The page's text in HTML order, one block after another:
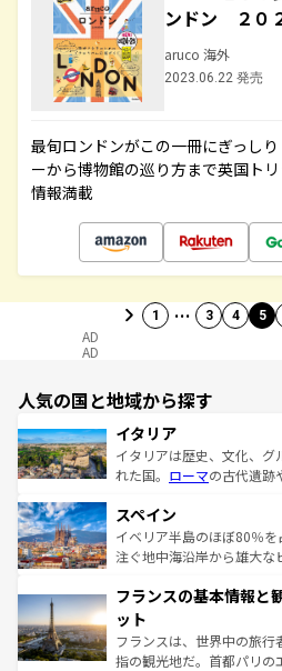
ンドン ２０
aruco 海外
2023.06.22 発売
最旬ロンドンがこの一冊にぎっし
ーから博物館の巡り方まで英国ト
情報満載
1 … 3 4 5
AD
AD
人気の国と地域から探す
イタリア
イタリアは歴史、文化、
れた国。 ローマの古代遺跡
ろん、トスカーナの美しい
景など、自然景観も見逃
ピザやパスタなど、絶品の
ませてくれるイタリアで、
なお、新着のイタリア情報は
しい。
スペイン
イベリア半島のほぼ80％
注ぐ地中海沿岸から雄大な
文化が根付くこの国では、
れる闘牛、そして美味しい
る。首都マドリードの洗
アートに溢れた街角から、
フランスの基本情報と
ット
フランスは、世界中の旅
指の観光地だ。首都パリの